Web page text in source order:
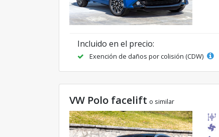
Incluido en el precio:
Exención de daños por colisión (CDW)
VW Polo facelift o similar